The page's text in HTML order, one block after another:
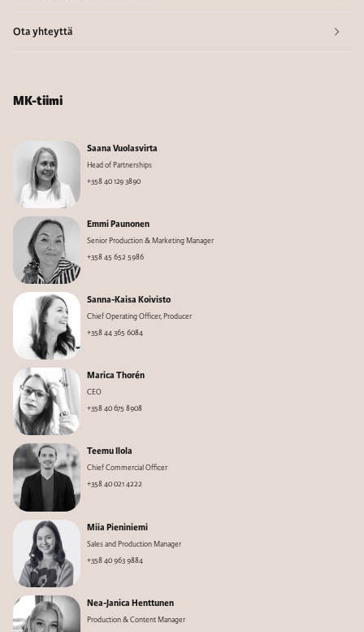
Ota yhteyttä
MK-tiimi
Saana Vuolasvirta
Head of Partnerships
+358 40 129 3890
Emmi Paunonen
Senior Production & Marketing Manager
+358 45 652 5986
Sanna-Kaisa Koivisto
Chief Operating Officer, Producer
+358 44 365 6084
Marica Thorén
CEO
+358 40 675 8908
Teemu Ilola
Chief Commercial Officer
+358 40 021 4222
Miia Pieniniemi
Sales and Production Manager
+358 40 963 9884
Nea-Janica Henttunen
Production & Content Manager